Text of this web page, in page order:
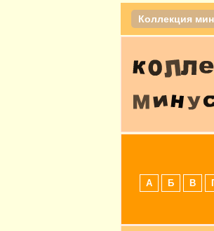
Коллекция
А Б В